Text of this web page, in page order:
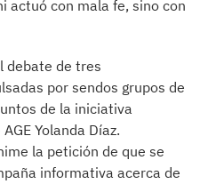
actuó con mala fe, sino con
debate de tres
por sendos grupos de
de la iniciativa
Yolanda Díaz.
la petición de que se
informativa acerca de